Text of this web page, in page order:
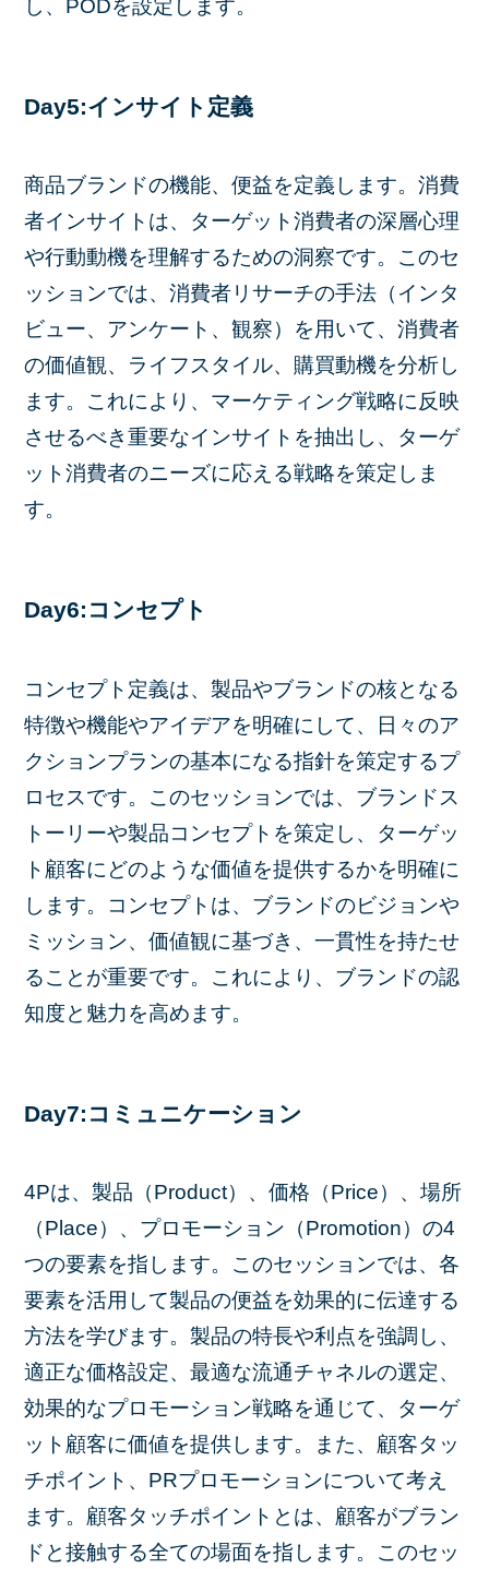
し、PODを設定します。
Day5:インサイト定義
商品ブランドの機能、便益を定義します。消費
者インサイトは、ターゲット消費者の深層心理
や行動動機を理解するための洞察です。このセ
ッションでは、消費者リサーチの手法（インタ
ビュー、アンケート、観察）を用いて、消費者
の価値観、ライフスタイル、購買動機を分析し
ます。これにより、マーケティング戦略に反映
させるべき重要なインサイトを抽出し、ターゲ
ット消費者のニーズに応える戦略を策定しま
す。
Day6:コンセプト
コンセプト定義は、製品やブランドの核となる
特徴や機能やアイデアを明確にして、日々のア
クションプランの基本になる指針を策定するプ
ロセスです。このセッションでは、ブランドス
トーリーや製品コンセプトを策定し、ターゲッ
ト顧客にどのような価値を提供するかを明確に
します。コンセプトは、ブランドのビジョンや
ミッション、価値観に基づき、一貫性を持たせ
ることが重要です。これにより、ブランドの認
知度と魅力を高めます。
Day7:コミュニケーション
4Pは、製品（Product）、価格（Price）、場所
（Place）、プロモーション（Promotion）の4
つの要素を指します。このセッションでは、各
要素を活用して製品の便益を効果的に伝達する
方法を学びます。製品の特長や利点を強調し、
適正な価格設定、最適な流通チャネルの選定、
効果的なプロモーション戦略を通じて、ターゲ
ット顧客に価値を提供します。また、顧客タッ
チポイント、PRプロモーションについて考え
ます。顧客タッチポイントとは、顧客がブラン
ドと接触する全ての場面を指します。このセッ